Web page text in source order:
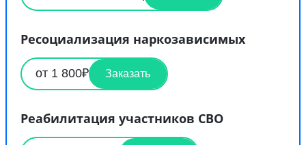
Ресоциализация наркозависимых
от 1 800₽ Заказать
Реабилитация участников СВО